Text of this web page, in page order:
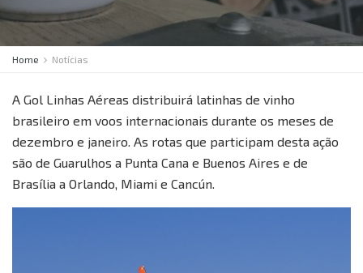
Home Notícias
A Gol Linhas Aéreas distribuirá latinhas de vinho
brasileiro em voos internacionais durante os meses de
dezembro e janeiro. As rotas que participam desta ação
são de Guarulhos a Punta Cana e Buenos Aires e de
Brasília a Orlando, Miami e Cancún.